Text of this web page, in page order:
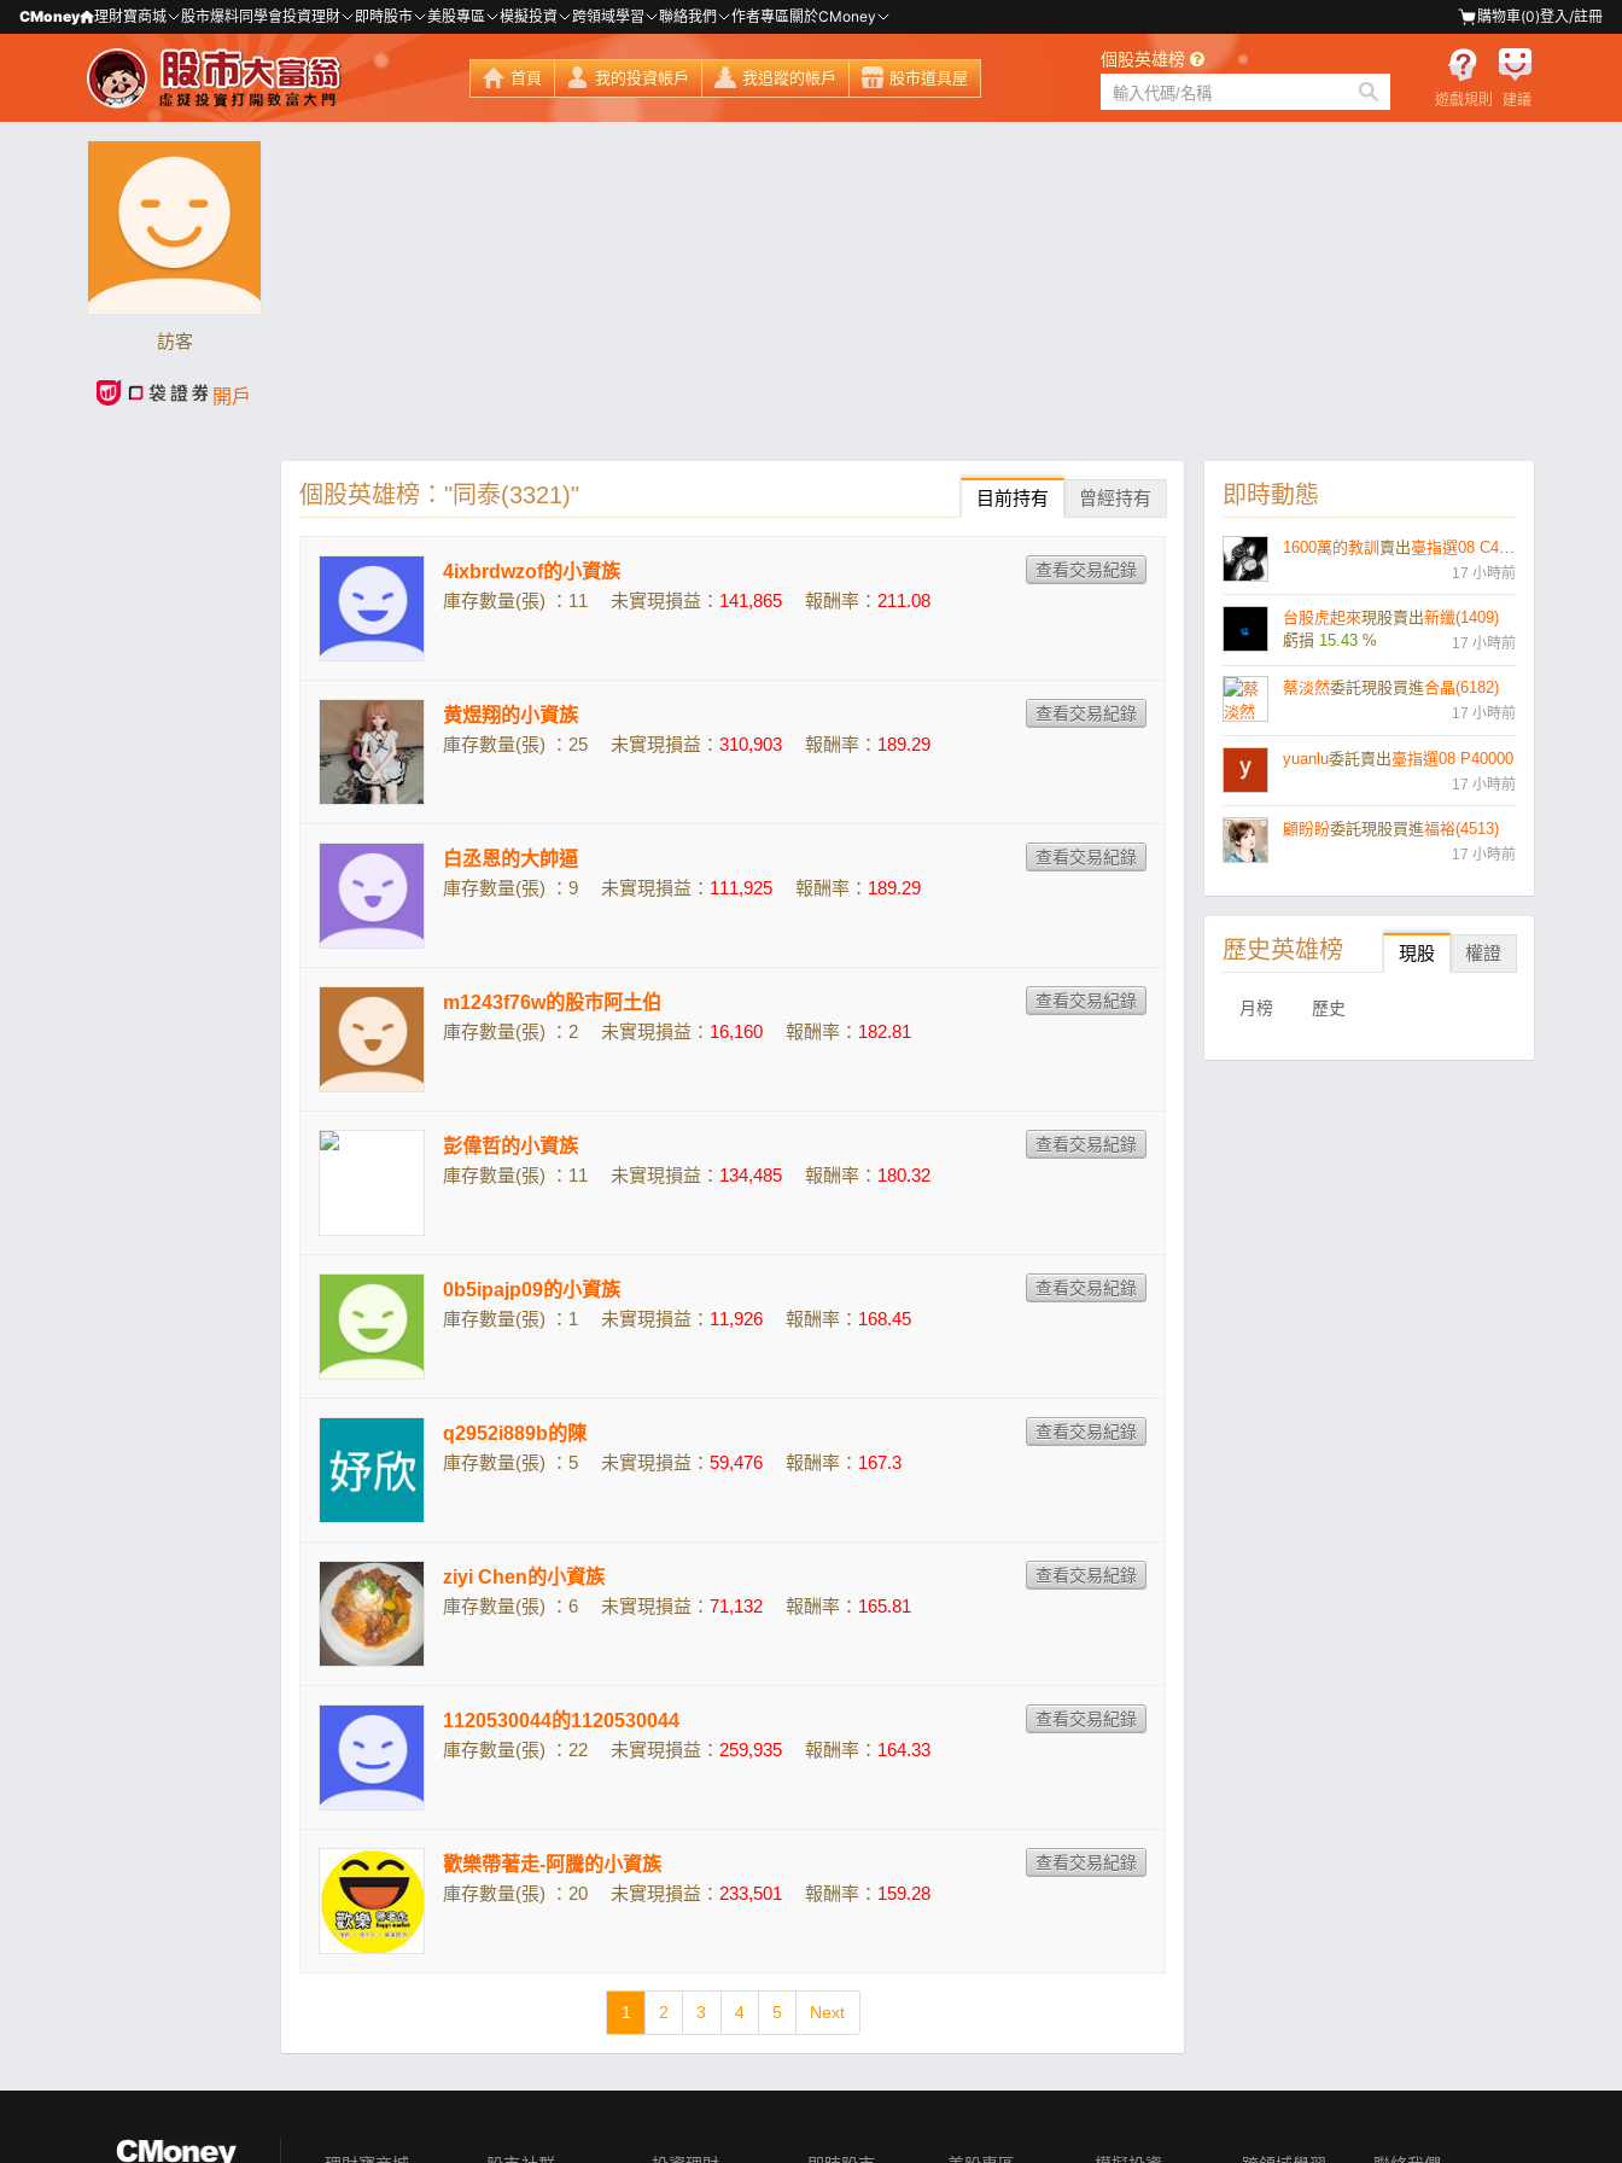
CMoney 理財寶商城 股市爆料同學會投資理財 即時股市 美股專區 模擬投資 跨領域學習 聯絡我們 作者專區關於CMoney 購物車(0)登入/註冊
首頁 我的投資帳戶 我追蹤的帳戶 股市道具屋
個股英雄榜
遊戲規則 建議
訪客
開戶
個股英雄榜："同泰(3321)" 目前持有 曾經持有
4ixbrdwzof的小資族
庫存數量(張) ：11
未實現損益： 141,865 報酬率： 211.08
黄煜翔的小資族
庫存數量(張) ：25
未實現損益： 310,903 報酬率： 189.29
白丞恩的大帥逼
庫存數量(張) ：9
未實現損益： 111,925 報酬率： 189.29
m1243f76w的股市阿土伯
庫存數量(張) ：2
未實現損益： 16,160 報酬率： 182.81
彭偉哲的小資族
庫存數量(張) ：11
未實現損益： 134,485 報酬率： 180.32
0b5ipajp09的小資族
庫存數量(張) ：1
未實現損益： 11,926 報酬率： 168.45
q2952i889b的陳
庫存數量(張) ：5
未實現損益： 59,476 報酬率： 167.3
ziyi Chen的小資族
庫存數量(張) ：6
未實現損益： 71,132 報酬率： 165.81
1120530044的1120530044
庫存數量(張) ：22
未實現損益： 259,935 報酬率： 164.33
歡樂帶著走-阿騰的小資族
庫存數量(張) ：20
未實現損益： 233,501 報酬率： 159.28
1 2 3 4 5 Next
即時動態
1600萬的教訓賣出臺指選08 C45700
17 小時前
台股虎起來現股賣出新纖(1409)
虧損 15.43 % 17 小時前
蔡淡然委託現股買進合晶(6182)
17 小時前
yuanlu委託賣出臺指選08 P40000
17 小時前
顧盼盼委託現股買進福裕(4513)
17 小時前
歷史英雄榜 現股 權證
月榜 歷史